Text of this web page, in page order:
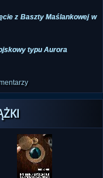
z Baszty Maślankowej w
typu Aurora